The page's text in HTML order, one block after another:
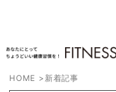
HOME >新着記事